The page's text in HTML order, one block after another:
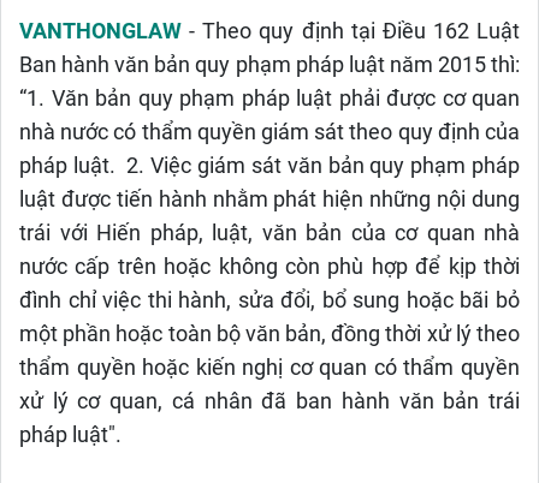
VANTHONGLAW - Theo quy định tại Điều 162 Luật
Ban hành văn bản quy phạm pháp luật năm 2015 thì:
“1. Văn bản quy phạm pháp luật phải được cơ quan
nhà nước có thẩm quyền giám sát theo quy định của
pháp luật. 2. Việc giám sát văn bản quy phạm pháp
luật được tiến hành nhằm phát hiện những nội dung
trái với Hiến pháp, luật, văn bản của cơ quan nhà
nước cấp trên hoặc không còn phù hợp để kịp thời
đình chỉ việc thi hành, sửa đổi, bổ sung hoặc bãi bỏ
một phần hoặc toàn bộ văn bản, đồng thời xử lý theo
thẩm quyền hoặc kiến nghị cơ quan có thẩm quyền
xử lý cơ quan, cá nhân đã ban hành văn bản trái
pháp luật".